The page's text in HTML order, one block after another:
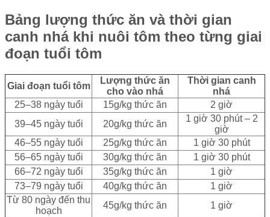
Bảng lượng thức ăn và thời gian
canh nhá khi nuôi tôm theo từng giai
đoạn tuổi tôm
Giai đoạn tuổi tôm
Lượng thức ăn
cho vào nhá
Thời gian canh
nhá
25–38 ngày tuổi
15g/kg thức ăn
2 giờ
39–45 ngày tuổi
20g/kg thức ăn
1 giờ 30 phút – 2
giờ
46–55 ngày tuổi
25g/kg thức ăn
1 giờ 30 phút
56–65 ngày tuổi
30g/kg thức ăn
1 giờ 30 phút
66–72 ngày tuổi
35g/kg thức ăn
1 giờ
73–79 ngày tuổi
40g/kg thức ăn
1 giờ
Từ 80 ngày đến thu
hoạch
45g/kg thức ăn 1 giờ